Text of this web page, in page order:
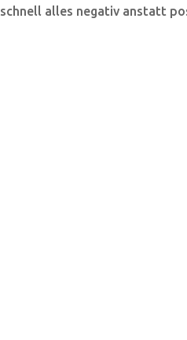
schnell alles negativ anstatt